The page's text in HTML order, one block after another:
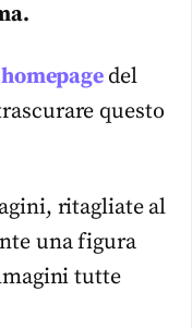
homepagedel
questo
ritagliate al
una figura
tutte